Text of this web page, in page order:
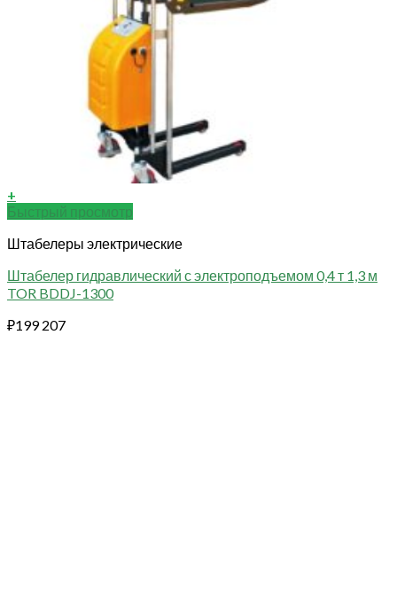
+
Быстрый просмотр
Штабелеры электрические
Штабелер гидравлический с электроподъемом 0,4 т 1,3 м
TOR BDDJ-1300
₽199 207